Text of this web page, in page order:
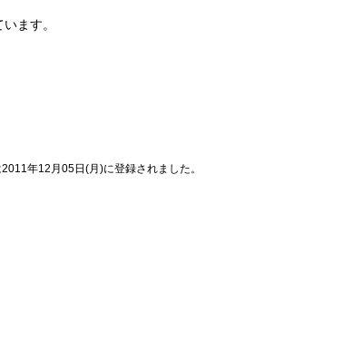
ます。
2011年12月05日(月)に登録されました。